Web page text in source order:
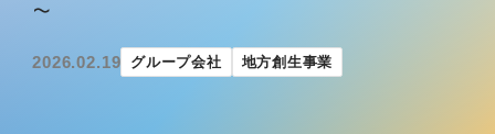
～
2026.02.19 グループ会社 地方創生事業